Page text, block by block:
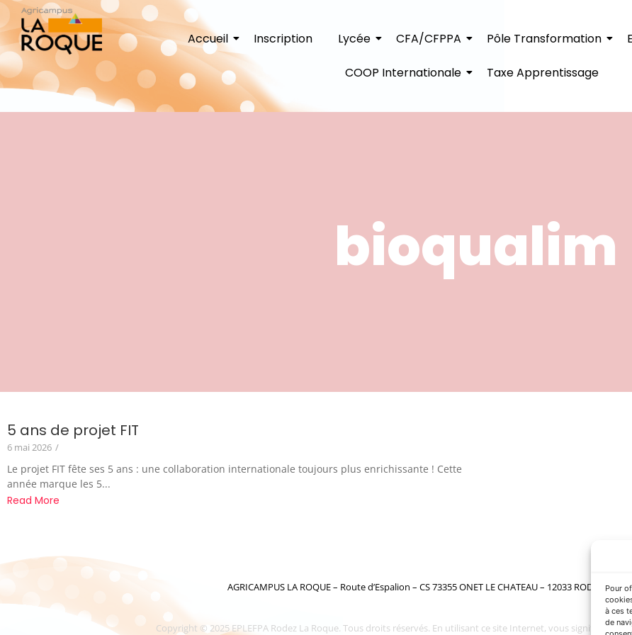
Pour
à ces
de
Accueil Inscription Lycée CFA/CFPPA Pôle Transformation
COOP Internationale Taxe Apprentissage
bioqualim
5 ans de projet FIT
6 mai 2026 /
Le projet FIT fête ses 5 ans : une collaboration internationale toujours plus enrichissante ! Cette
année marque les 5...
Read More
AGRICAMPUS LA ROQUE – Route d’Espalion – CS 73355 ONET LE CHATEAU – 12033 RODEZ
Copyright © 2025 EPLEFPA Rodez La Roque. Tous droits réservés. En utilisant ce site Internet, vous signifiez